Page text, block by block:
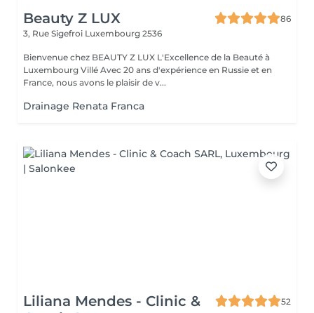
Beauty Z LUX
86
3, Rue Sigefroi Luxembourg 2536
Bienvenue chez BEAUTY Z LUX L'Excellence de la Beauté à
Luxembourg Villé Avec 20 ans d'expérience en Russie et en
France, nous avons le plaisir de v...
Drainage Renata Franca
Liliana Mendes - Clinic &
52